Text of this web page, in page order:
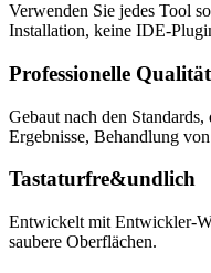
Verwenden Sie jedes Tool
Installation, keine IDE-
Professionelle Qualität
Gebaut nach den
Ergebnisse, Behandlung
Tastaturfre&undlich
Entwickelt mit Entwickler-
saubere Oberflächen.